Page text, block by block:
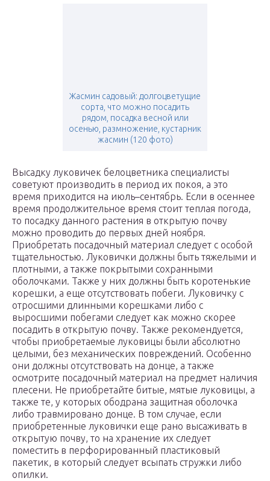
Жасмин садовый: долгоцветущие
сорта, что можно посадить
рядом, посадка весной или
осенью, размножение, кустарник
жасмин (120 фото)
Высадку луковичек белоцветника специалисты
советуют производить в период их покоя, а это
время приходится на июль–сентябрь. Если в осеннее
время продолжительное время стоит теплая погода,
то посадку данного растения в открытую почву
можно проводить до первых дней ноября.
Приобретать посадочный материал следует с особой
тщательностью. Луковички должны быть тяжелыми и
плотными, а также покрытыми сохранными
оболочками. Также у них должны быть коротенькие
корешки, а еще отсутствовать побеги. Луковичку с
отросшими длинными корешками либо с
выросшими побегами следует как можно скорее
посадить в открытую почву. Также рекомендуется,
чтобы приобретаемые луковицы были абсолютно
целыми, без механических повреждений. Особенно
они должны отсутствовать на донце, а также
осмотрите посадочный материал на предмет наличия
плесени. Не приобретайте битые, мятые луковицы, а
также те, у которых ободрана защитная оболочка
либо травмировано донце. В том случае, если
приобретенные луковички еще рано высаживать в
открытую почву, то на хранение их следует
поместить в перфорированный пластиковый
пакетик, в который следует всыпать стружки либо
опилки.